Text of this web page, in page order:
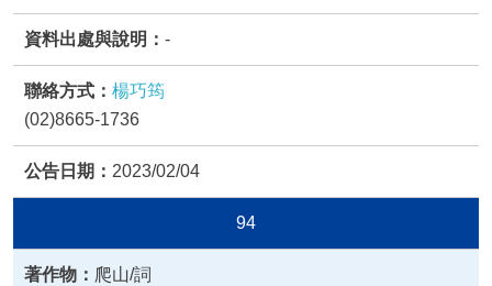
-
楊巧筠
(02)8665-1736
2023/02/04
94
爬山/詞